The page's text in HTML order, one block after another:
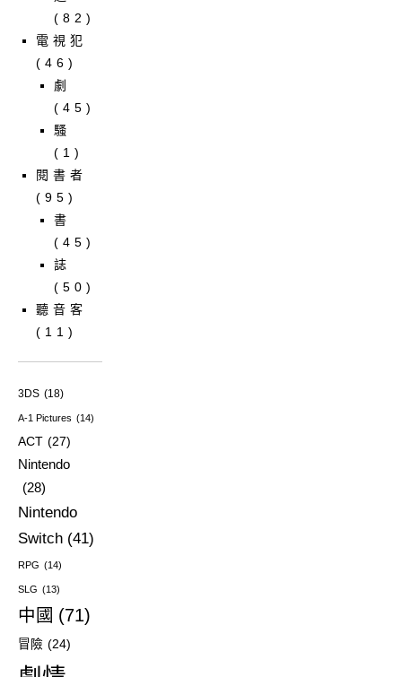
(82)
電視犯
(46)
劇
(45)
騷
(1)
閱書者
(95)
書
(45)
誌
(50)
聽音客
(11)
3DS (18)
A-1 Pictures (14)
ACT (27)
Nintendo
(28)
Nintendo
Switch (41)
RPG (14)
SLG (13)
中國 (71)
冒險 (24)